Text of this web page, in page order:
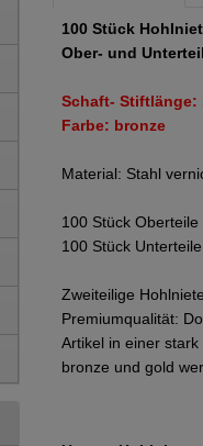
100 Stück
Ober- und
Schaft- Stiftlänge:
Farbe: bronze
Material: Stahl
100 Stück Oberteile
100 Stück Unterteile
Zweiteilige
Premiumqualität:
Artikel in einer
bronze und gold